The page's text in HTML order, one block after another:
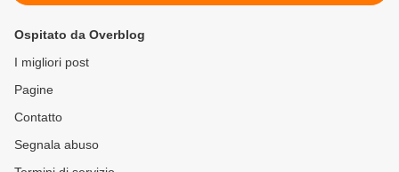
Ospitato da Overblog
I migliori post
Pagine
Contatto
Segnala abuso